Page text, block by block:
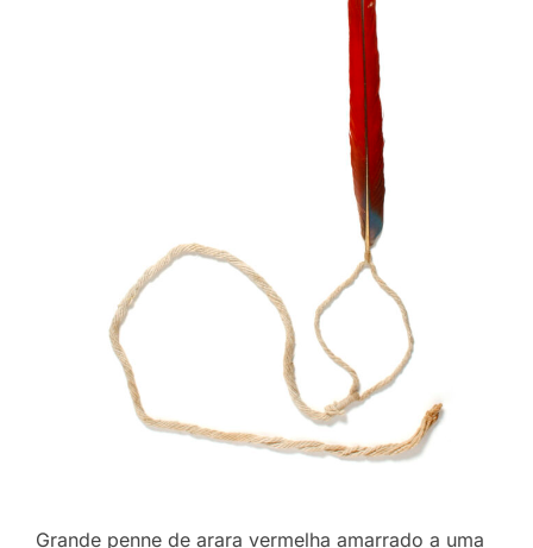
Grande penne de arara vermelha amarrado a uma